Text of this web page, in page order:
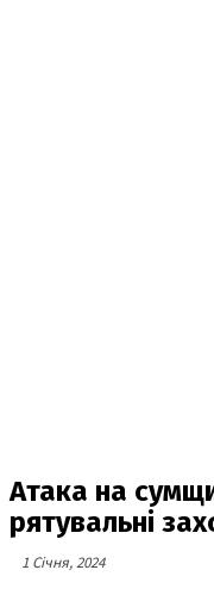
Атака на
рятувальні
1 Січня, 2024